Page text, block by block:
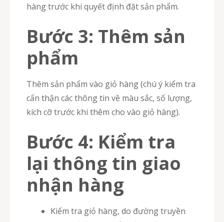
hàng trước khi quyết định đặt sản phẩm.
Bước 3: Thêm sản
phẩm
Thêm sản phẩm vào giỏ hàng (chú ý kiểm tra
cẩn thận các thông tin về màu sắc, số lượng,
kích cỡ trước khi thêm cho vào giỏ hàng).
Bước 4: Kiểm tra
lại thông tin giao
nhận hàng
Kiểm tra giỏ hàng, do đường truyền